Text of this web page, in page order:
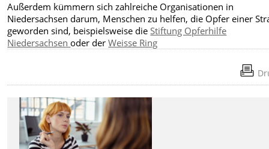
Außerdem kümmern sich zahlreiche Organisationen in
Niedersachsen darum, Menschen zu helfen, die Opfer einer
geworden sind, beispielsweise dieStiftung Opferhilfe
Niedersachsenoder derWeisse Ring